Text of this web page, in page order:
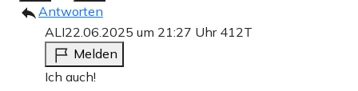
Antworten
ALI22.06.2025 um 21:27 Uhr 412T
Melden
Ich auch!